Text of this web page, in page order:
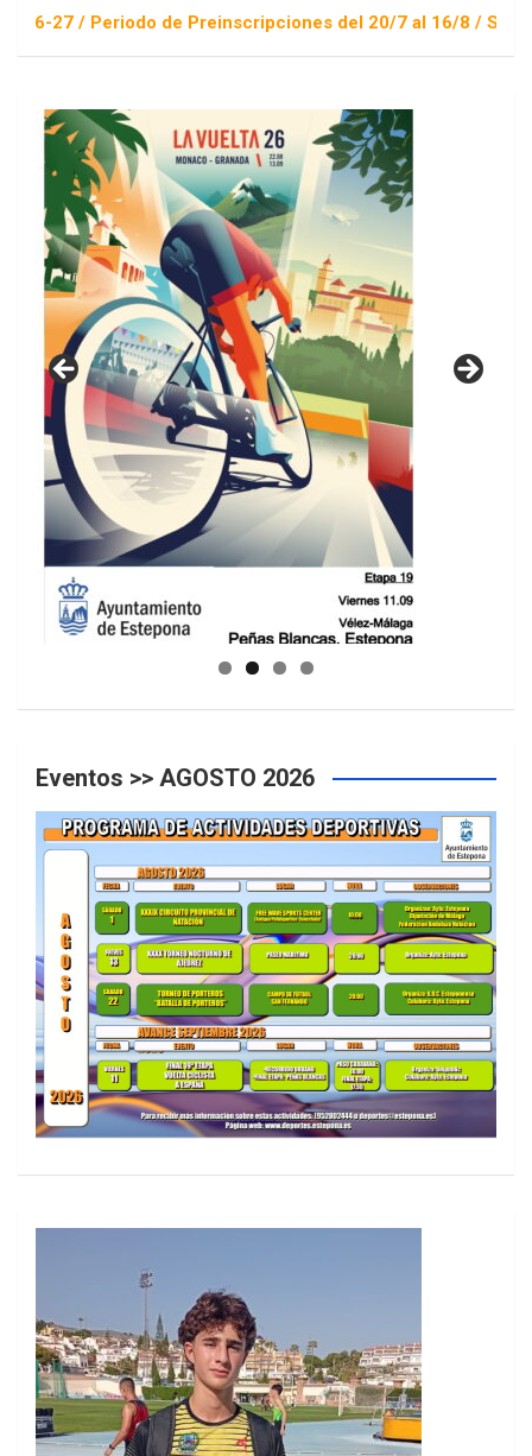
Periodo de Preinscripciones del 20/7 al 16/8 / Sorteo 1 de
GUIA DE INSTALACIONES DEPORTIVAS
Eventos >> AGOSTO 2026